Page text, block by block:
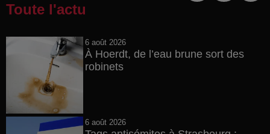
Toute l'actu
6 août 2026
À Hoerdt, de l’eau brune sort des
robinets
6 août 2026